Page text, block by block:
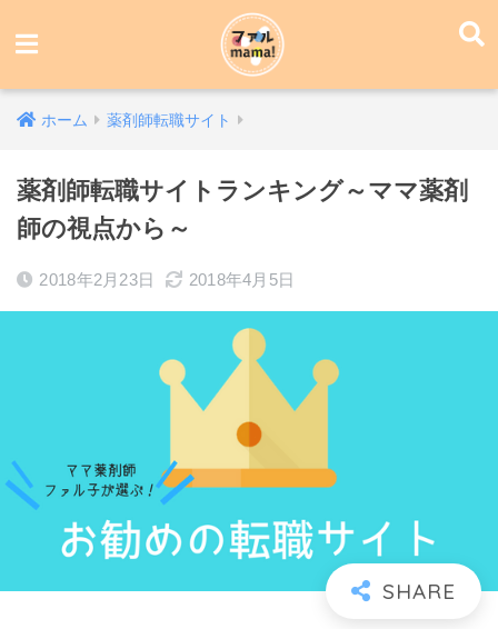
ホーム 薬剤師転職サイト
薬剤師転職サイトランキング～ママ薬剤
師の視点から～
2018年2月23日 2018年4月5日